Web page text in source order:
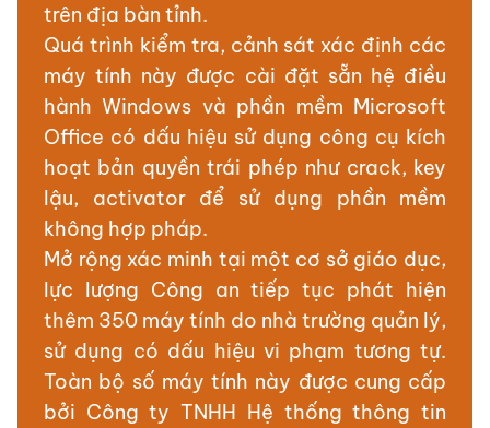
trên địa bàn tỉnh.
Quá trình kiểm tra, cảnh sát xác định các
máy tính này được cài đặt sẵn hệ điều
hành Windows và phần mềm Microsoft
Office có dấu hiệu sử dụng công cụ kích
hoạt bản quyền trái phép như crack, key
lậu, activator để sử dụng phần mềm
không hợp pháp.
Mở rộng xác minh tại một cơ sở giáo dục,
lực lượng Công an tiếp tục phát hiện
thêm 350 máy tính do nhà trường quản lý,
sử dụng có dấu hiệu vi phạm tương tự.
Toàn bộ số máy tính này được cung cấp
bởi Công ty TNHH Hệ thống thông tin